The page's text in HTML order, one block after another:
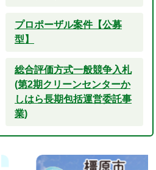
プロポーザル案件【公募
型】
総合評価方式一般競争入札
(第2期クリーンセンターか
しはら長期包括運営委託事
業)
2